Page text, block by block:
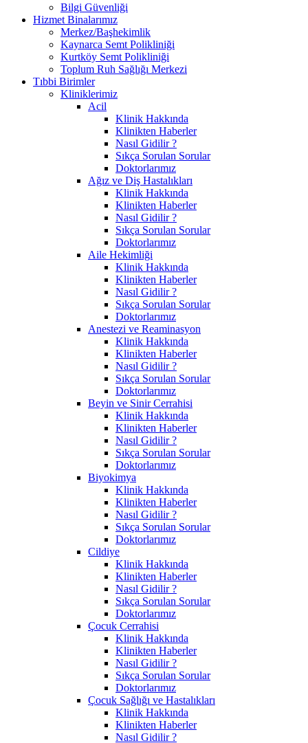
Bilgi Güvenliği
Hizmet Binalarımız
Merkez/Başhekimlik
Kaynarca Semt Polikliniği
Kurtköy Semt Polikliniği
Toplum Ruh Sağlığı Merkezi
Tıbbi Birimler
Kliniklerimiz
Acil
Klinik Hakkında
Klinikten Haberler
Nasıl Gidilir ?
Sıkça Sorulan Sorular
Doktorlarımız
Ağız ve Diş Hastalıkları
Klinik Hakkında
Klinikten Haberler
Nasıl Gidilir ?
Sıkça Sorulan Sorular
Doktorlarımız
Aile Hekimliği
Klinik Hakkında
Klinikten Haberler
Nasıl Gidilir ?
Sıkça Sorulan Sorular
Doktorlarımız
Anestezi ve Reaminasyon
Klinik Hakkında
Klinikten Haberler
Nasıl Gidilir ?
Sıkça Sorulan Sorular
Doktorlarımız
Beyin ve Sinir Cerrahisi
Klinik Hakkında
Klinikten Haberler
Nasıl Gidilir ?
Sıkça Sorulan Sorular
Doktorlarımız
Biyokimya
Klinik Hakkında
Klinikten Haberler
Nasıl Gidilir ?
Sıkça Sorulan Sorular
Doktorlarımız
Cildiye
Klinik Hakkında
Klinikten Haberler
Nasıl Gidilir ?
Sıkça Sorulan Sorular
Doktorlarımız
Çocuk Cerrahisi
Klinik Hakkında
Klinikten Haberler
Nasıl Gidilir ?
Sıkça Sorulan Sorular
Doktorlarımız
Çocuk Sağlığı ve Hastalıkları
Klinik Hakkında
Klinikten Haberler
Nasıl Gidilir ?